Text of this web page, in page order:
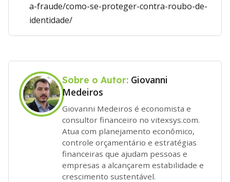
a-fraude/como-se-proteger-contra-roubo-de-
identidade/
Sobre o Autor: Giovanni
Medeiros
Giovanni Medeiros é economista e
consultor financeiro no vitexsys.com.
Atua com planejamento econômico,
controle orçamentário e estratégias
financeiras que ajudam pessoas e
empresas a alcançarem estabilidade e
crescimento sustentável.